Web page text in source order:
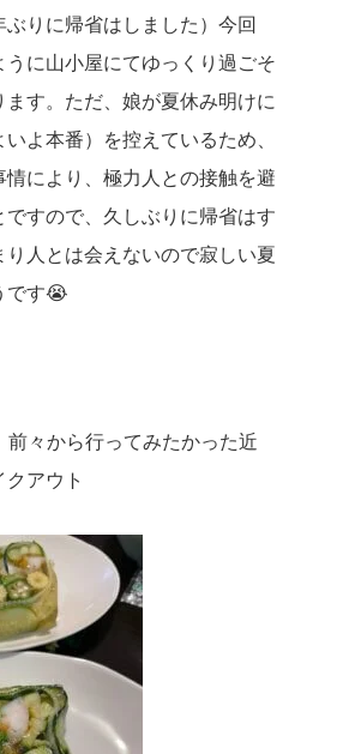
りに帰省はしました）今回
に山小屋にてゆっくり過ごそ
ます。ただ、娘が夏休み明けに
よ本番）を控えているため、
により、極力人との接触を避
すので、久しぶりに帰省はす
り人とは会えないので寂しい夏
です😭
前々から行ってみたかった近
アウト